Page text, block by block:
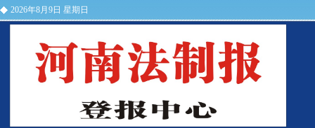
2026年8月9日 星期日